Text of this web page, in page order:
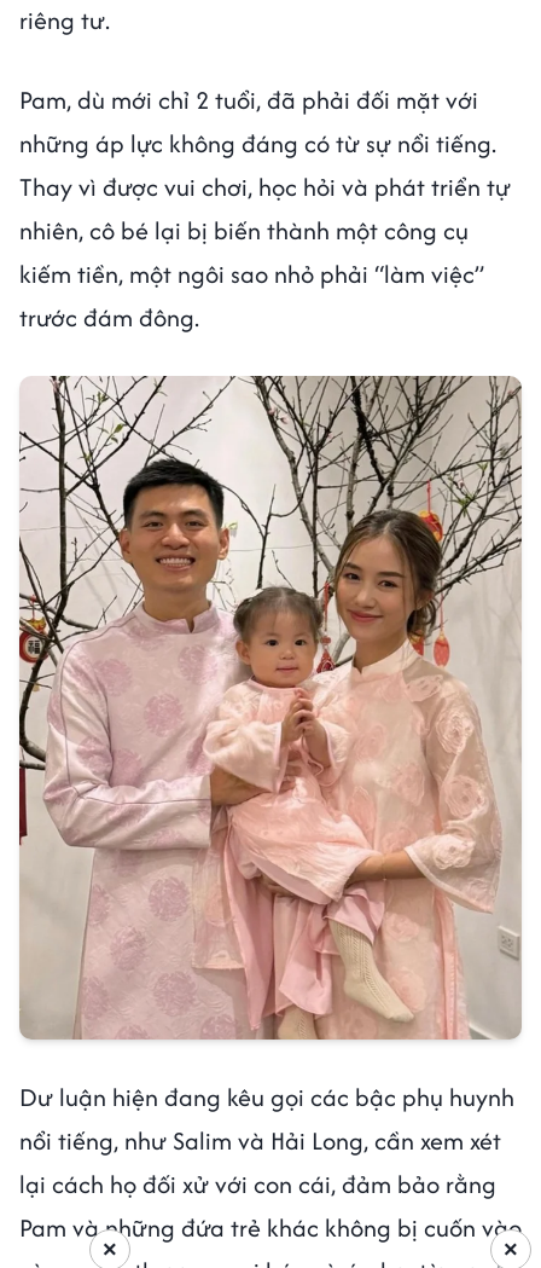
riêng tư.
Pam, dù mới chỉ 2 tuổi, đã phải đối mặt với
những áp lực không đáng có từ sự nổi tiếng.
Thay vì được vui chơi, học hỏi và phát triển tự
nhiên, cô bé lại bị biến thành một công cụ
kiếm tiền, một ngôi sao nhỏ phải “làm việc”
trước đám đông.
Dư luận hiện đang kêu gọi các bậc phụ huynh
nổi tiếng, như Salim và Hải Long, cần xem xét
lại cách họ đối xử với con cái, đảm bảo rằng
Pam và những đứa trẻ khác không bị cuốn vào
×
×